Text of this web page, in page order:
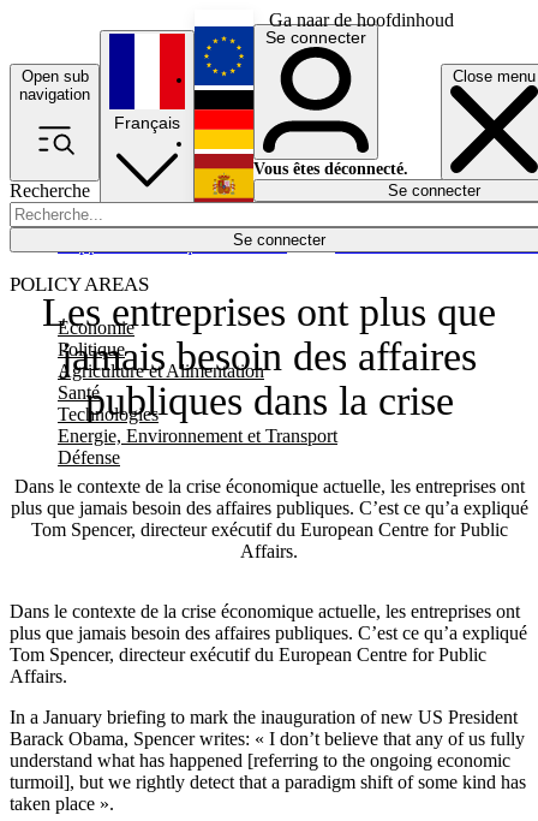
Ga naar de hoofdinhoud
Open sub
navigation
Close menu
Recherche
Se connecter
POLICY AREAS
Economie
Politique
Agriculture et Alimentation
Santé
Technologies
Energie, Environnement et Transport
Défense
Économie
Français
English
Deutsch
Español
Se connecter
Vous êtes déconnecté.
Se connecter
Les entreprises ont plus que
jamais besoin des affaires
publiques dans la crise
Dans le contexte de la crise économique actuelle, les entreprises ont
plus que jamais besoin des affaires publiques. C’est ce qu’a expliqué
Tom Spencer, directeur exécutif du European Centre for Public
Affairs.
Dans le contexte de la crise économique actuelle, les entreprises ont
plus que jamais besoin des affaires publiques. C’est ce qu’a expliqué
Tom Spencer, directeur exécutif du European Centre for Public
Affairs.
In a January briefing to mark the inauguration of new US President
Barack Obama, Spencer writes: « I don’t believe that any of us fully
understand what has happened [referring to the ongoing economic
turmoil], but we rightly detect that a paradigm shift of some kind has
taken place ».